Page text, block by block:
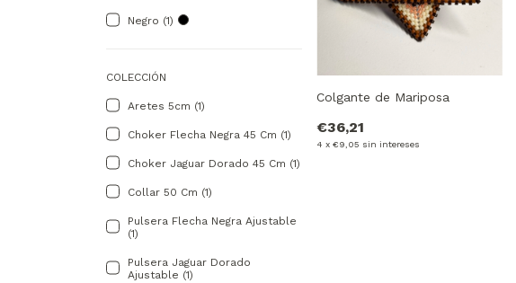
Negro (1)
COLECCIÓN
Aretes 5cm (1)
Choker Flecha Negra 45 Cm (1)
Choker Jaguar Dorado 45 Cm (1)
Collar 50 Cm (1)
Pulsera Flecha Negra Ajustable
(1)
Pulsera Jaguar Dorado
Ajustable (1)
Colgante de Mariposa
€36,21
4 x€9,05 sin intereses